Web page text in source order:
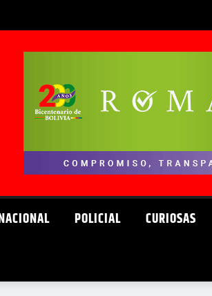
POLICIAL CURIOSAS